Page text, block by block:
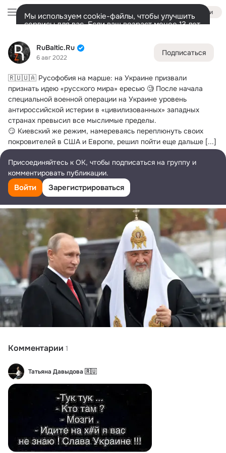
RuBaltic.Ru
6 авг 2022
Подписаться
🇷🇺🇺🇦 Русофобия на марше: на Украине призвали
признать идею «русского мира» ересью 🧐 После начала
специальной военной операции на Украине уровень
антироссийской истерии в «цивилизованных» западных
странах превысил все мыслимые пределы.
😏 Киевский же режим, намереваясь переплюнуть своих
покровителей в США и Европе, решил пойти еще дальше [...]
➡️ Читать дальше в Telegraph: https://telegra.ph/RuBalticRu-
08-06 Читать дальше на сайте:
https://www.rubaltic.ru/article/politika-i-
obshchestvo/20220806-rusofobiya-na-marshe-na-ukraine-
prizvali-priznat-ideyu-russkogo-mira-eresyu/
Комментарии 1
Татьяна Давыдова 🇷🇺
Войти
Мы используем cookie-файлы, чтобы улучшить
сервисы для вас. Если ваш возраст менее 13 лет,
представитель.
Разрешить все
Лента Участники 313 Подарки
Дополнительная
колонка
Всё49 591 Обсуждаемые
Присоединяйтесь к ОК, чтобы подписаться на группу и
комментировать публикации.
Войти Зарегистрироваться